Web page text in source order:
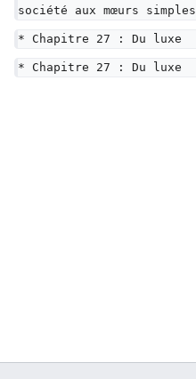
société aux mœurs simples
* Chapitre 27 : Du luxe
* Chapitre 27 : Du luxe